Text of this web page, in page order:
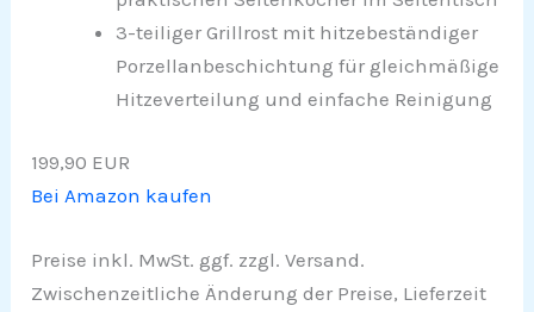
3-teiliger Grillrost mit hitzebeständiger
Porzellanbeschichtung für gleichmäßige
Hitzeverteilung und einfache Reinigung
199,90 EUR
Bei Amazon kaufen
Preise inkl. MwSt. ggf. zzgl. Versand.
Zwischenzeitliche Änderung der Preise, Lieferzeit